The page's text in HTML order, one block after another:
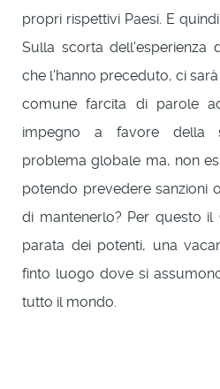
propri rispettivi Paesi. E
Sulla scorta dell'esperienza
che l'hanno preceduto, ci
comune farcita di parole
impegno a favore della
problema globale ma, non
potendo prevedere sanzioni
di mantenerlo? Per questo il
parata dei potenti, una
finto luogo dove si
tutto il mondo.